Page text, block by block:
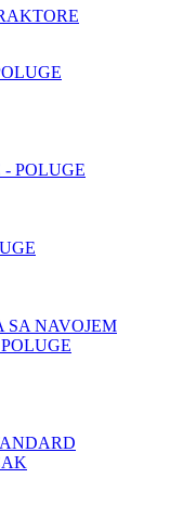
POLUGE
SA NAVOJEM